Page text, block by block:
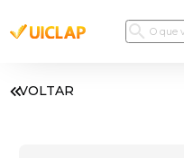
VOLTAR